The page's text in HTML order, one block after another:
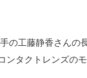
の工藤静香さんの
ンタクトレンズの